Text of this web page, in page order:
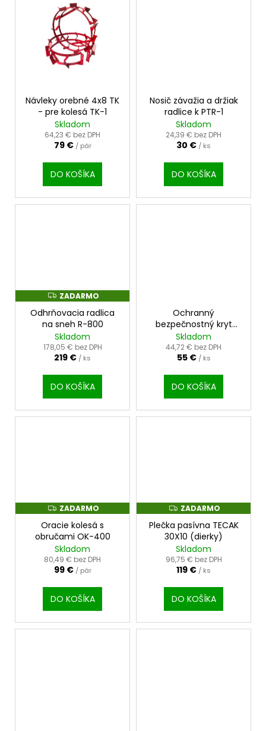
Návleky orebné 4x8 TK
- pre kolesá TK-1
Skladom
64,23 € bez DPH
79 € / pár
DO KOŠÍKA
Nosič závažia a držiak
radlice k PTR-1
Skladom
24,39 € bez DPH
30 € / ks
DO KOŠÍKA
Z
A
D
R
M
O
ZADARMO
Odhrňovacia radlica
na sneh R-800
Skladom
178,05 € bez DPH
219 € / ks
DO KOŠÍKA
Ochranný
bezpečnostný kryt
kosačky RKT
Skladom
44,72 € bez DPH
55 € / ks
DO KOŠÍKA
Z
A
D
A
R
M
O
ZADARMO
Oracie kolesá s
obručami OK-400
Skladom
80,49 € bez DPH
99 € / pár
DO KOŠÍKA
Z
A
D
A
R
M
O
ZADARMO
Plečka pasívna TECAK
30X10 (dierky)
Skladom
96,75 € bez DPH
119 € / ks
DO KOŠÍKA